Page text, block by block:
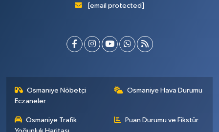
[email protected]
Osmaniye Nöbetçi
Eczaneler
Osmaniye Hava Durumu
Osmaniye Trafik
Puan Durumu ve Fikstür